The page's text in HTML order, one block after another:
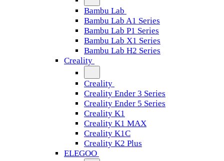
Bambu Lab
Bambu Lab A1 Series
Bambu Lab P1 Series
Bambu Lab X1 Series
Bambu Lab H2 Series
Creality
Creality
Creality Ender 3 Series
Creality Ender 5 Series
Creality K1
Creality K1 MAX
Creality K1C
Creality K2 Plus
ELEGOO